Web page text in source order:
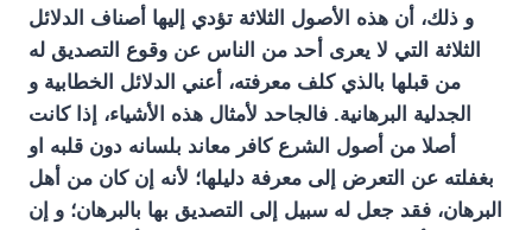
و ذلك، أن هذه الأصول الثلاثة تؤدي إليها أصناف الدلائل
الثلاثة التي لا يعرى أحد من الناس عن وقوع التصديق له
من قبلها بالذي كلف معرفته، أعني الدلائل الخطابية و
الجدلية البرهانية. فالجاحد لأمثال هذه الأشياء، إذا كانت
أصلا من أصول الشرع كافر معاند بلسانه دون قلبه او
بغفلته عن التعرض إلى معرفة دليلها؛ لأنه إن كان من أهل
البرهان، فقد جعل له سبيل إلى التصديق بها بالبرهان؛ و إن